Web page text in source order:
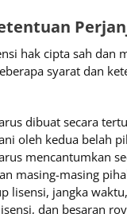
hak cipta sah dan
syarat dan
dibuat secara
oleh kedua belah
mencantumkan
masing-masing
lisensi, jangka
dan besaran